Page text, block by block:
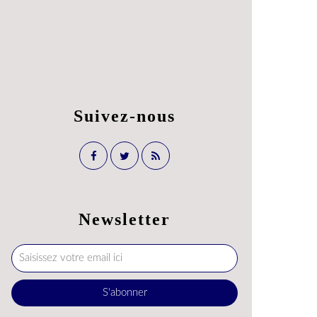
Newsletter
Suivez-nous